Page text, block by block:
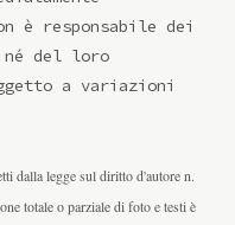
è responsabile dei
del loro
a variazioni
dalla legge sul diritto d'autore n.
totale o parziale di foto e testi è